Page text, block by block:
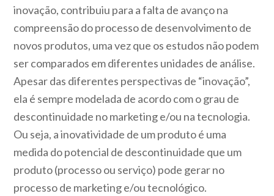
inovação, contribuiu para a falta de avanço na
compreensão do processo de desenvolvimento de
novos produtos, uma vez que os estudos não podem
ser comparados em diferentes unidades de análise.
Apesar das diferentes perspectivas de “inovação”,
ela é sempre modelada de acordo com o grau de
descontinuidade no marketing e/ou na tecnologia.
Ou seja, a inovatividade de um produto é uma
medida do potencial de descontinuidade que um
produto (processo ou serviço) pode gerar no
processo de marketing e/ou tecnológico.